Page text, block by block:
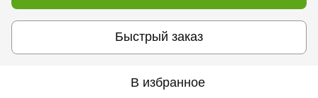
Быстрый заказ
В избранное